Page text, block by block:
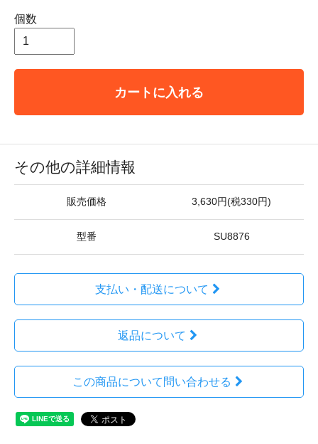
個数
カートに入れる
その他の詳細情報
販売価格 3,630円(税330円)
型番 SU8876
支払い・配送について
返品について
この商品について問い合わせる